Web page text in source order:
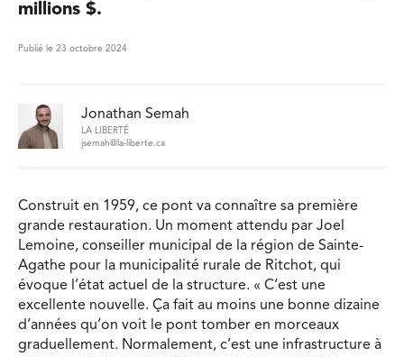
millions $.
Publié le 23 octobre 2024
Jonathan Semah
LA LIBERTÉ
jsemah@la-liberte.ca
Construit en 1959, ce pont va connaître sa première
grande restauration. Un moment attendu par Joel
Lemoine, conseiller municipal de la région de Sainte-
Agathe pour la municipalité rurale de Ritchot, qui
évoque l’état actuel de la structure. « C’est une
excellente nouvelle. Ça fait au moins une bonne dizaine
d’années qu’on voit le pont tomber en morceaux
graduellement. Normalement, c’est une infrastructure à